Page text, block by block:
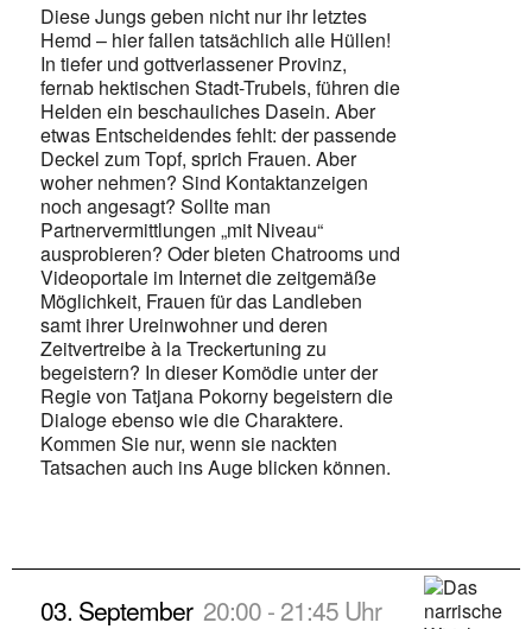
Diese Jungs geben nicht nur ihr letztes
Hemd – hier fallen tatsächlich alle Hüllen!
In tiefer und gottverlassener Provinz,
fernab hektischen Stadt-Trubels, führen die
Helden ein beschauliches Dasein. Aber
etwas Entscheidendes fehlt: der passende
Deckel zum Topf, sprich Frauen. Aber
woher nehmen? Sind Kontaktanzeigen
noch angesagt? Sollte man
Partnervermittlungen „mit Niveau“
ausprobieren? Oder bieten Chatrooms und
Videoportale im Internet die zeitgemäße
Möglichkeit, Frauen für das Landleben
samt ihrer Ureinwohner und deren
Zeitvertreibe à la Treckertuning zu
begeistern? In dieser Komödie unter der
Regie von Tatjana Pokorny begeistern die
Dialoge ebenso wie die Charaktere.
Kommen Sie nur, wenn sie nackten
Tatsachen auch ins Auge blicken können.
03. September 20:00 - 21:45 Uhr